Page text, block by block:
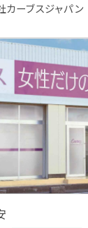
カーブスジャパン